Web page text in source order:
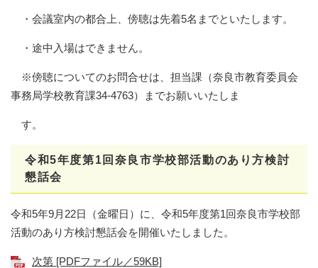
・会議室内の都合上、傍聴は先着5名までといたします。
・途中入場はできません。
※傍聴についてのお問合せは、担当課（奈良市教育委員会
事務局学校教育課34-4763）までお願いいたしま
す。
令和5年度第1回奈良市学校部活動のあり方検討
懇話会
令和5年9月22日（金曜日）に、令和5年度第1回奈良市学校部
活動のあり方検討懇話会を開催いたしました。
次第 [PDFファイル／59KB]